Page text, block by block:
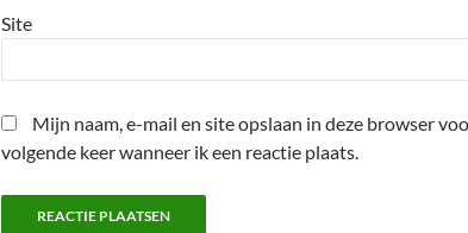
Site
Mijn naam, e-mail en site opslaan in deze browser
volgende keer wanneer ik een reactie plaats.